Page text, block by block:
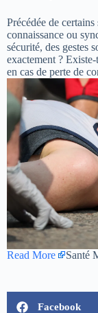
Précédée de
connaissance ou
sécurité, des gestes
exactement ?
en cas de perte de
Read More Santé
Facebook